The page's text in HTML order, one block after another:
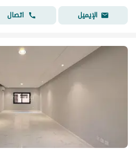
الإيميل
اتصال